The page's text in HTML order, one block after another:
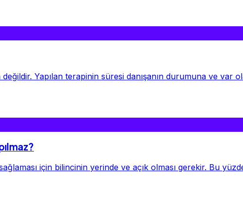
Yapılan terapinin süresi danışanın durumuna ve var
için bilincinin yerinde ve açık olması gerekir. Bu